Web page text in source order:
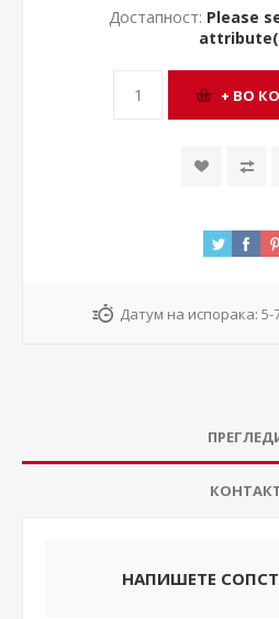
Достапност: Please
Датум на испорака: 5-
НАПИШЕТЕ